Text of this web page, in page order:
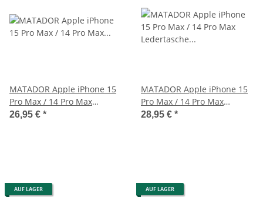
MATADOR Apple iPhone 15
Pro Max / 14 Pro Max
Lederhülle Schwarz
26,95 € *
MATADOR Apple iPhone 15
Pro Max / 14 Pro Max
Ledertasche Schwarz
28,95 € *
AUF LAGER AUF LAGER